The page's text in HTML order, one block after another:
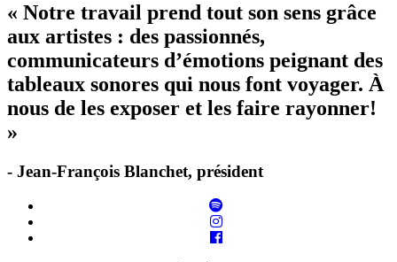
« Notre travail prend tout son sens grâce
aux artistes : des passionnés,
communicateurs d’émotions peignant des
tableaux sonores qui nous font voyager. À
nous de les exposer et les faire rayonner!
»
- Jean-François Blanchet, président